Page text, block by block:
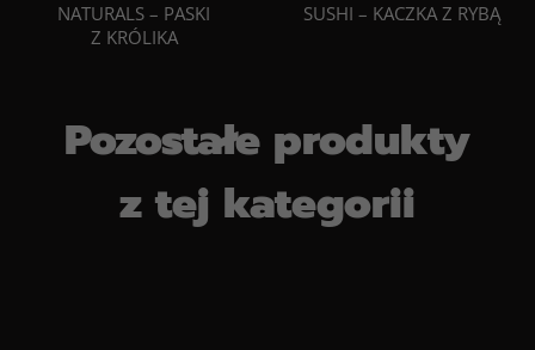
NATURALS – PASKI
Z KRÓLIKA
SUSHI – KACZKA Z RYBĄ
Pozostałe produkty
z tej kategorii